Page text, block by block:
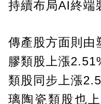
持續布局AI終端
傳產股方面則由
膠類股上漲
類股同步上漲
璃陶瓷類股也